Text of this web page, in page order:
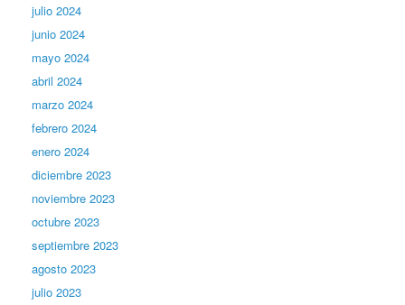
julio 2024
junio 2024
mayo 2024
abril 2024
marzo 2024
febrero 2024
enero 2024
diciembre 2023
noviembre 2023
octubre 2023
septiembre 2023
agosto 2023
julio 2023